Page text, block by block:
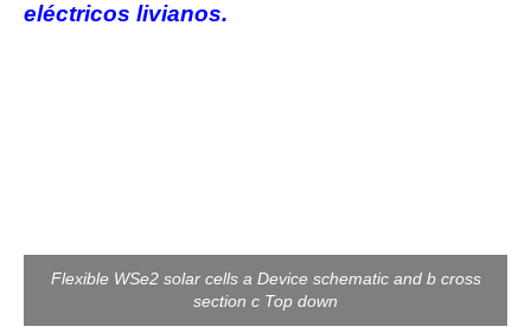
eléctricos livianos.
Flexible WSe2 solar cells a Device schematic and b cross
section c Top down